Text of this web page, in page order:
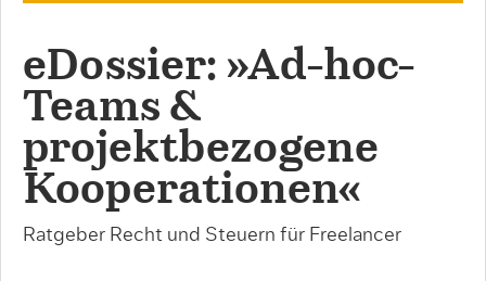
eDossier: »Ad-hoc-
Teams &
projektbezogene
Kooperationen«
Ratgeber Recht und Steuern für Freelancer